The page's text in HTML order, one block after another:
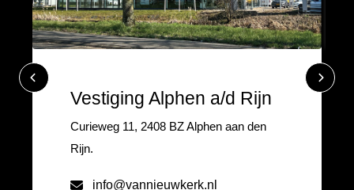
Vestiging Alphen a/d Rijn
Curieweg 11, 2408 BZ Alphen aan den
Rijn.
info@vannieuwkerk.nl